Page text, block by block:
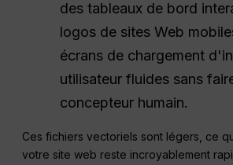
des tableaux de bord
logos de sites Web
écrans de chargement
utilisateur fluides sans
concepteur humain.
Ces fichiers vectoriels sont légers, ce
votre site web reste incroyablement